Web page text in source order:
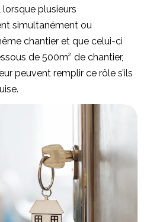
plusieurs
simultanément ou
chantier et que celui-ci
de 500m² de chantier,
peuvent remplir ce rôle s’ils